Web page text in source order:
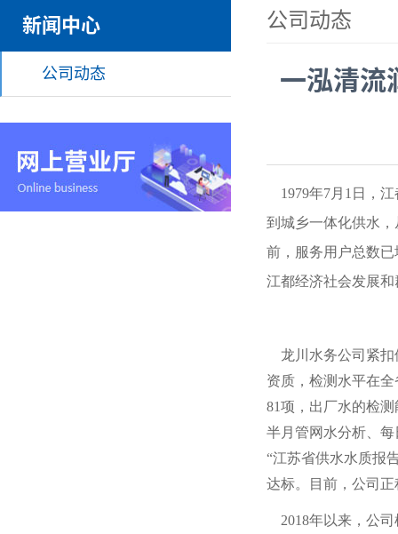
新闻中心
公司动态
公司动态
一泓清
1979年7月1日，江
到城乡一体化供水
前，服务用户总数已
江都经济社会发展
龙川水务公司紧扣
资质，检测水平在
81项，出厂水的检
半月管网水分析、
“江苏省供水水质报
达标。目前，公司
2018年以来，公司